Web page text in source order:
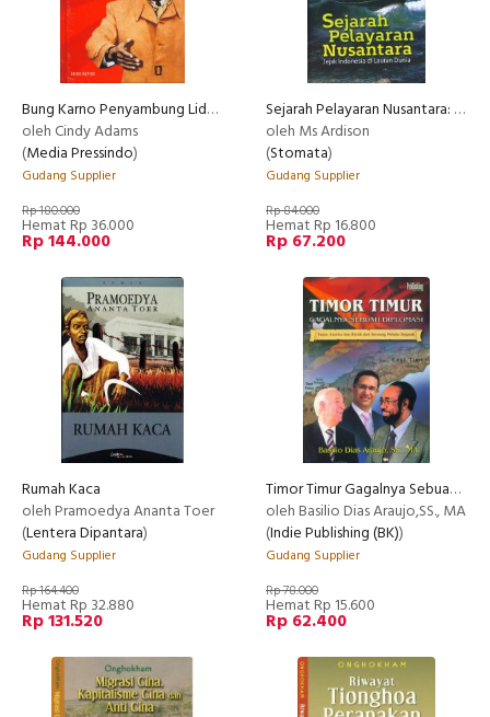
Bung Karno Penyambung Lidah Rakyat Indonesia(HC) Edisi Revisi
oleh Cindy Adams
(Media Pressindo)
Gudang Supplier
Rp 180.000
Hemat Rp 36.000
Rp 144.000
Sejarah Pelayaran Nusantara: Jejak Indonesia di Lautan Dunia
oleh Ms Ardison
(Stomata)
Gudang Supplier
Rp 84.000
Hemat Rp 16.800
Rp 67.200
Rumah Kaca
oleh Pramoedya Ananta Toer
(Lentera Dipantara)
Gudang Supplier
Rp 164.400
Hemat Rp 32.880
Rp 131.520
Timor Timur Gagalnya Sebuah Diplomasi
oleh Basilio Dias Araujo,SS., MA
(Indie Publishing (BK))
Gudang Supplier
Rp 78.000
Hemat Rp 15.600
Rp 62.400